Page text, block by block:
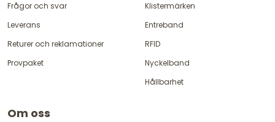
Frågor och svar
Leverans
Returer och reklamationer
Provpaket
Klistermärken
Entreband
RFID
Nyckelband
Hållbarhet
Om oss